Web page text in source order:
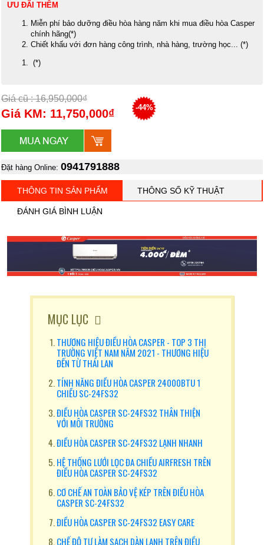
ƯU ĐÃI THÊM
Miễn phí bảo dưỡng điều hòa hàng năm khi mua điều hòa Casper
chính hãng(*)
Chiết khấu với đơn hàng công trình, nhà hàng, trường học... (*)
(*)
Giá cũ : 16,950,000₫
Giá KM: 11,750,000₫ -44%
Đặt hàng Online: 0941791888
THÔNG TIN SẢN PHẨM THÔNG SỐ KỸ THUẬT
ĐÁNH GIÁ BÌNH LUẬN
MỤC LỤC
THƯƠNG HIỆU ĐIỀU HÒA CASPER - TOP 3 THỊ
TRƯỜNG VIỆT NAM NĂM 2021 - THƯƠNG HIỆU
ĐẾN TỪ THÁI LAN
TÍNH NĂNG ĐIỀU HÒA CASPER 24000BTU 1
CHIỀU SC-24FS32
ĐIỀU HÒA CASPER SC-24FS32 THÂN THIỆN
VỚI MÔI TRƯỜNG
ĐIỀU HÒA CASPER SC-24FS32 LẠNH NHANH
HỆ THỐNG LƯỚI LỌC ĐA CHIỀU AIRFRESH TRÊN
ĐIỀU HÒA CASPER SC-24FS32
CƠ CHẾ AN TOÀN BẢO VỆ KÉP TRÊN ĐIỀU HÒA
CASPER SC-24FS32
ĐIỀU HÒA CASPER SC-24FS32 EASY CARE
CHẾ ĐỘ TỰ LÀM SẠCH DÀN LẠNH TRÊN ĐIỀU